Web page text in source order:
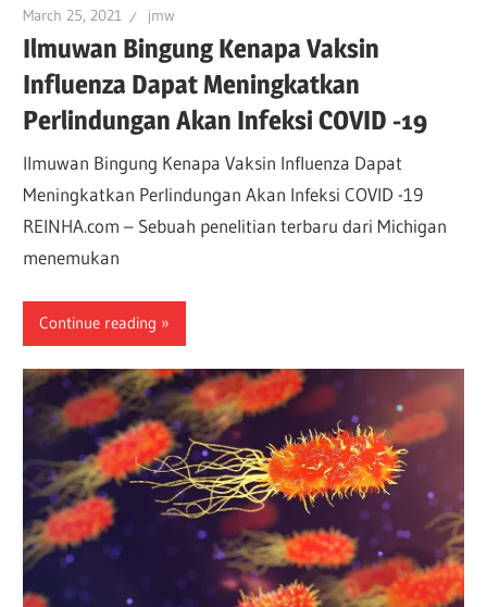
March 25, 2021 jmw
Ilmuwan Bingung Kenapa Vaksin
Influenza Dapat Meningkatkan
Perlindungan Akan Infeksi COVID -19
Ilmuwan Bingung Kenapa Vaksin Influenza Dapat
Meningkatkan Perlindungan Akan Infeksi COVID -19
REINHA.com – Sebuah penelitian terbaru dari Michigan
menemukan
Continue reading